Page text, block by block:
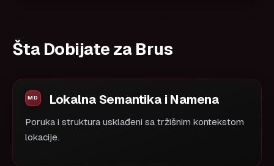
Šta Dobijate za Brus
Lokalna Semantika i Namena
Poruka i struktura usklađeni sa tržišnim kontekstom
lokacije.